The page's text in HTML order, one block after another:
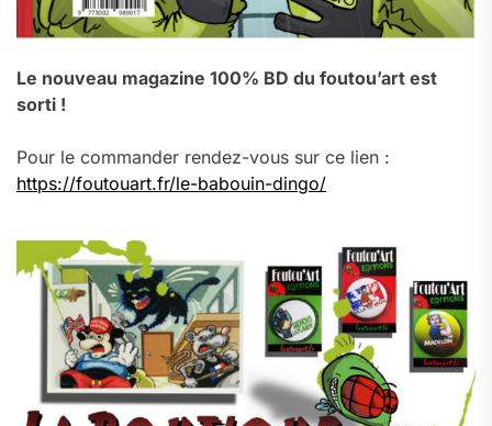
Le nouveau magazine 100% BD du foutou’art est
sorti !
Pour le commander rendez-vous sur ce lien :
https://foutouart.fr/le-babouin-dingo/